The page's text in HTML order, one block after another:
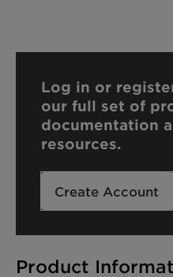
Product
Log in or
our full set of
documentation
resources.
Create Account